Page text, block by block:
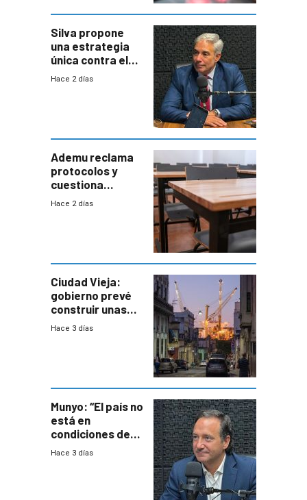
Silva propone
una estrategia
única contra el
narcotráfico y
Hace 2 días
Ademu reclama
protocolos y
cuestiona
demora de
Hace 2 días
Ciudad Vieja:
gobierno prevé
construir unas
mil viviendas en
Hace 3 días
Munyo: “El país no
está en
condiciones de
enfrentar una
Hace 3 días